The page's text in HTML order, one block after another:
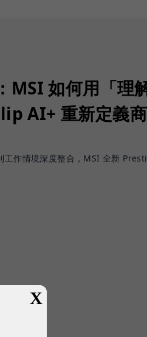
MSI 如何用「理
AI+ 重新定義
工作情境深度整合，MSI 全新
X